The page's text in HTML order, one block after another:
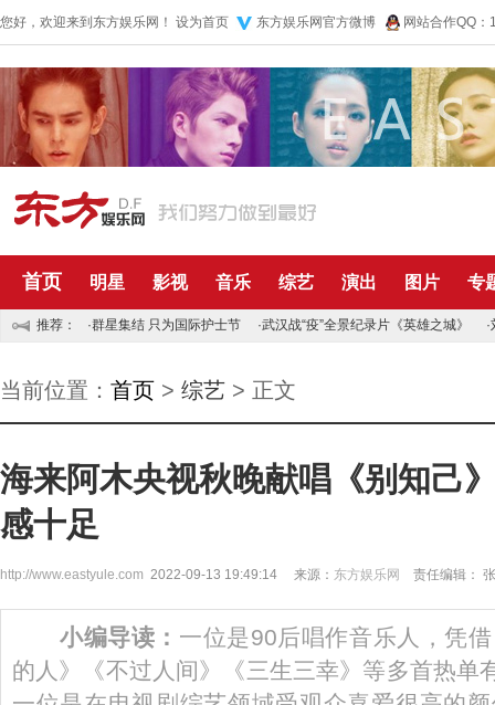
您好，欢迎来到东方娱乐网！ 设为首页 东方娱乐网官方微博 网站合作QQ
首页 明星 影视 音乐 综艺 演出 图片 专
推荐： ·群星集结 只为国际护士节 ·武汉战“疫”全景纪录片《英雄之城》 ·
当前位置： 首页 > 综艺 > 正文
海来阿木央视秋晚献唱《别知己
感十足
http://www.eastyule.com 2022-09-13 19:49:14 来源： 东方娱乐网 责任编辑：
小编导读： 一位是90后唱作音乐人，凭
的人》《不过人间》《三生三幸》等多首热单